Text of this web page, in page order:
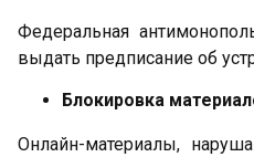
Федеральная
выдать предписание об
Блокировка
Онлайн-материалы,